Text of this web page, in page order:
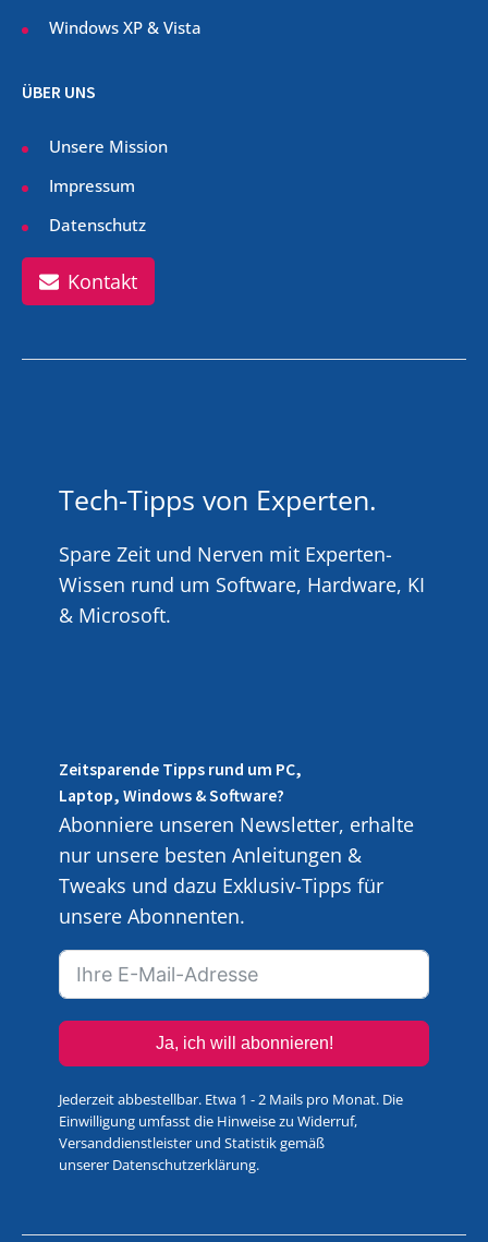
Windows XP & Vista
ÜBER UNS
Unsere Mission
Impressum
Datenschutz
Kontakt
Tech-Tipps von Experten.
Spare Zeit und Nerven mit Experten-
Wissen rund um Software, Hardware, KI
& Microsoft.
Zeitsparende Tipps rund um PC,
Laptop, Windows & Software?
Abonniere unseren Newsletter, erhalte
nur unsere besten Anleitungen &
Tweaks und dazu Exklusiv-Tipps für
unsere Abonnenten.
Ja, ich will abonnieren!
Jederzeit abbestellbar. Etwa 1 - 2 Mails pro Monat. Die
Einwilligung umfasst die Hinweise zu Widerruf,
Versanddienstleister und Statistik gemäß
unserer Datenschutzerklärung.